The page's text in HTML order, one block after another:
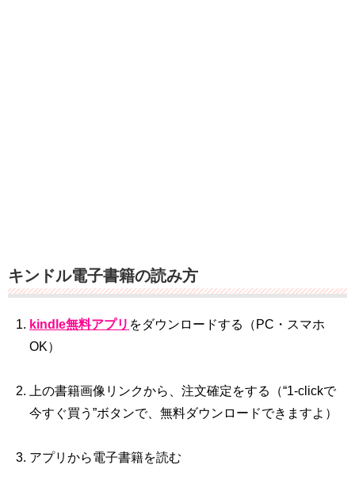
キンドル電子書籍の読み方
kindle無料アプリ をダウンロードする（PC・スマホ
OK）
上の書籍画像リンクから、注文確定をする（“1‐clickで
今すぐ買う”ボタンで、無料ダウンロードできますよ）
アプリから電子書籍を読む